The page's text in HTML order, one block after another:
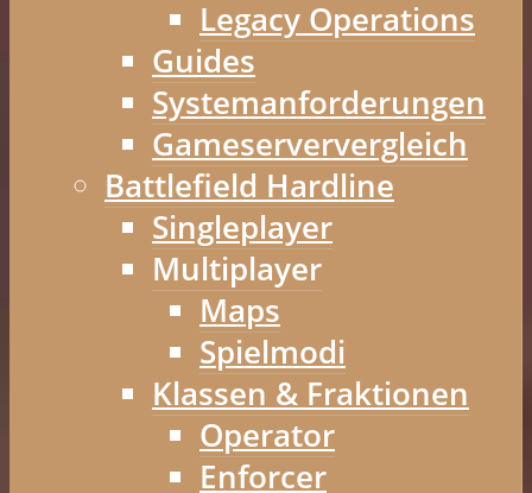
Legacy Operations
Guides
Systemanforderungen
Gameserververgleich
Battlefield Hardline
Singleplayer
Multiplayer
Maps
Spielmodi
Klassen & Fraktionen
Operator
Enforcer